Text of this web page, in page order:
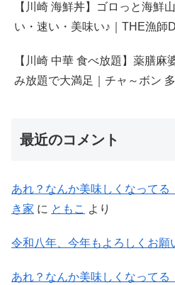
【川崎 海鮮丼】ゴロっと海鮮
い・速い・美味い♪｜THE漁師
【川崎 中華 食べ放題】薬膳麻
み放題で大満足｜チャ～ボン
最近のコメント
あれ？なんか美味しくなって
き家 に ともこ より
令和八年、今年もよろしくお願
あれ？なんか美味しくなって